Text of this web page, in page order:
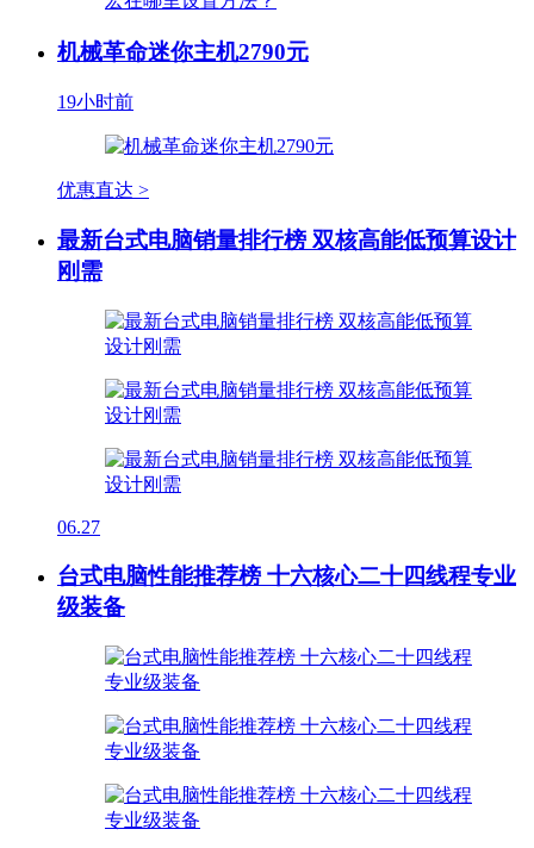
机械革命迷你主机2790元
19小时前
优惠直达 >
最新台式电脑销量排行榜 双核高能低预算设计
刚需
06.27
台式电脑性能推荐榜 十六核心二十四线程专业
级装备